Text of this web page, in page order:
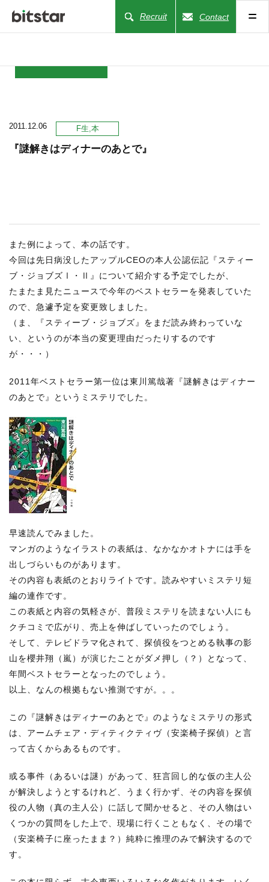
Recruit Contact
COMPANY
ACTION
RECRUIT
STAFF BLOG
CONTACT US
サイトマップ
約款
情報セキュリティ
プライバシーポリシー
2011.12.06 F生 本
『謎解きはディナーのあとで』
また例によって、本の話です。
今回は先日病没したアップルCEOの本人公認伝記『スティー
ブ・ジョブズⅠ・Ⅱ』について紹介する予定でしたが、
たまたま見たニュースで今年のベストセラーを発表していた
ので、急遽予定を変更致しました。
（ま、『スティーブ・ジョブズ』をまだ読み終わっていな
い、というのが本当の変更理由だったりするのです
が・・・）
2011年ベストセラー第一位は東川篤哉著『謎解きはディナー
のあとで』というミステリでした。
早速読んでみました。
マンガのようなイラストの表紙は、なかなかオトナには手を
出しづらいものがあります。
その内容も表紙のとおりライトです。読みやすいミステリ短
編の連作です。
この表紙と内容の気軽さが、普段ミステリを読まない人にも
クチコミで広がり、売上を伸ばしていったのでしょう。
そして、テレビドラマ化されて、探偵役をつとめる執事の影
山を櫻井翔（嵐）が演じたことがダメ押し（？）となって、
年間ベストセラーとなったのでしょう。
以上、なんの根拠もない推測ですが。。。
この『謎解きはディナーのあとで』のようなミステリの形式
は、アームチェア・ディティクティヴ（安楽椅子探偵）と言
って古くからあるものです。
或る事件（あるいは謎）があって、狂言回し的な仮の主人公
が解決しようとするけれど、うまく行かず、その内容を探偵
役の人物（真の主人公）に話して聞かせると、その人物はい
くつかの質問をした上で、現場に行くこともなく、その場で
（安楽椅子に座ったまま？）純粋に推理のみで解決するので
す。